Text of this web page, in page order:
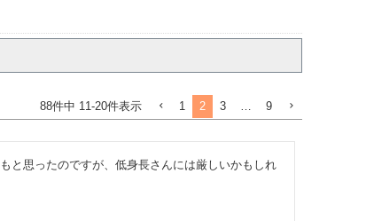
88件中 11-20件表示 1 2 3 9
と思ったのですが、低身長さんには厳しいかもしれ